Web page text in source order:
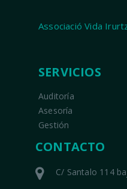
Associació Vida
SERVICIOS
Auditoría
Asesoría
Gestión
CONTACTO
C/ Santalo 114